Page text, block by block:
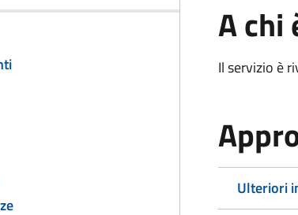
A chi
Il servizio è
Ulteriori